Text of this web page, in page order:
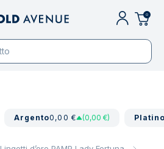
0
Argento0,00 € (0,00 €)